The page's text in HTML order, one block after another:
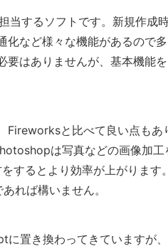
当するソフトです。新規作成
化など様々な機能があるので
はありませんが、基本機能
Fireworksと比べて良い点もあ
は写真などの画像加工
するとより効率が上がります
れば構いません。
置き換わってきていますが